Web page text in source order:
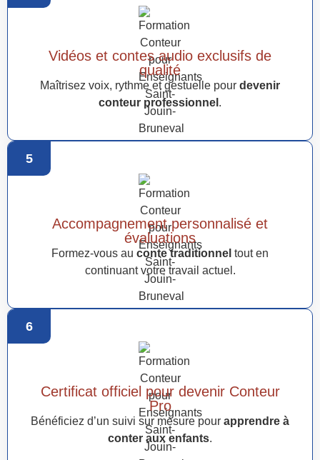
Vidéos et contes audio exclusifs de
qualité
Maîtrisez voix, rythme et gestuelle pour devenir
conteur professionnel .
5
Accompagnement personnalisé et
évaluations
Formez-vous au conte traditionnel tout en
continuant votre travail actuel.
6
Certificat officiel pour devenir Conteur
Pro
Bénéficiez d’un suivi sur mesure pour apprendre à
conter aux enfants.